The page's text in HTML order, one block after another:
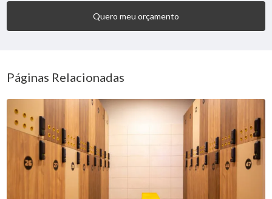
Quero meu orçamento
Páginas Relacionadas